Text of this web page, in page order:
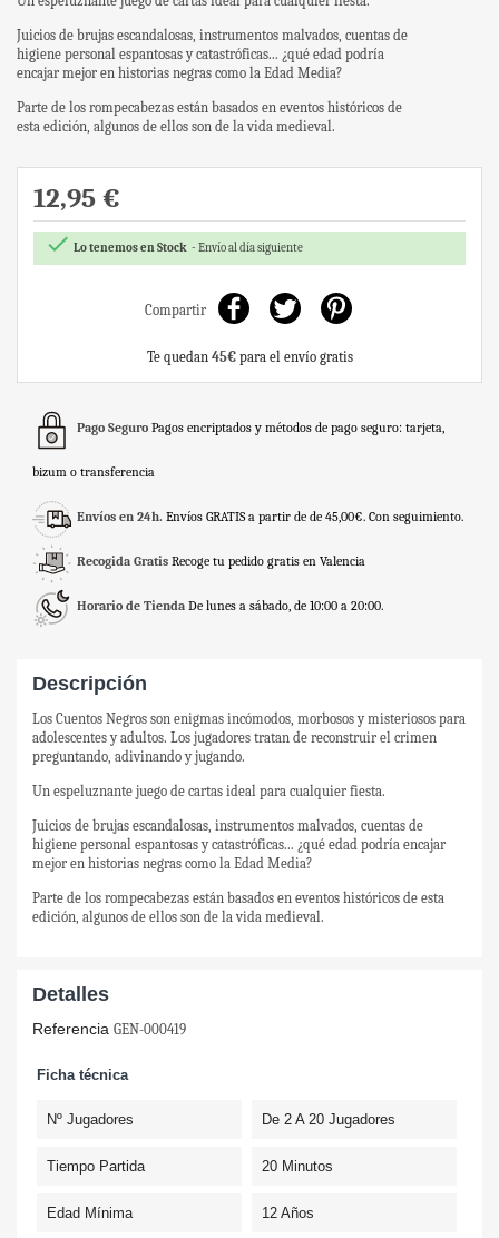
Juicios de brujas escandalosas, instrumentos malvados, cuentas de
higiene personal espantosas y catastróficas... ¿qué edad podría
encajar mejor en historias negras como la Edad Media?
Parte de los rompecabezas están basados en eventos históricos de
esta edición, algunos de ellos son de la vida medieval.
12,95 €
 Lo tenemos en Stock Envío al día siguiente
Compartir
Te quedan 45€para el envío gratis
Pago Seguro Pagos encriptados y métodos de pago seguro: tarjeta,
bizum o transferencia
Envíos en 24h. Envíos GRATIS a partir de de 45,00€. Con seguimiento.
Recogida Gratis Recoge tu pedido gratis en Valencia
Horario de Tienda De lunes a sábado, de 10:00 a 20:00.
Descripción
Los Cuentos Negros son enigmas incómodos, morbosos y misteriosos para
adolescentes y adultos. Los jugadores tratan de reconstruir el crimen
preguntando, adivinando y jugando.
Un espeluznante juego de cartas ideal para cualquier fiesta.
Juicios de brujas escandalosas, instrumentos malvados, cuentas de
higiene personal espantosas y catastróficas... ¿qué edad podría encajar
mejor en historias negras como la Edad Media?
Parte de los rompecabezas están basados en eventos históricos de esta
edición, algunos de ellos son de la vida medieval.
Detalles
Referencia GEN-000419
Ficha técnica
Nº Jugadores De 2 A 20 Jugadores
Tiempo Partida 20 Minutos
Edad Mínima 12 Años